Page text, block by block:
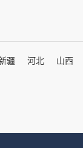
疆 河北 山西